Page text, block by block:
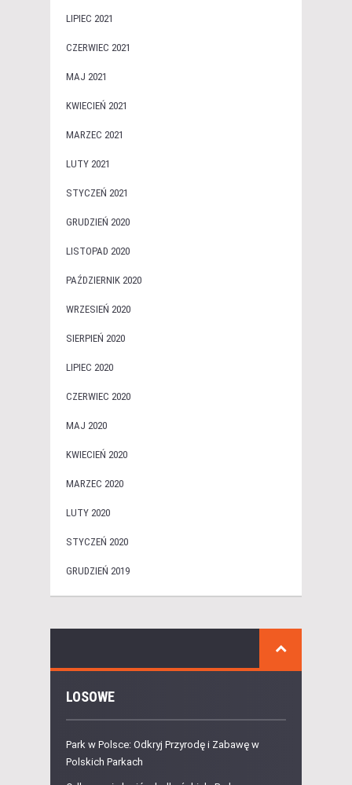
LIPIEC 2021
CZERWIEC 2021
MAJ 2021
KWIECIEŃ 2021
MARZEC 2021
LUTY 2021
STYCZEŃ 2021
GRUDZIEŃ 2020
LISTOPAD 2020
PAŹDZIERNIK 2020
WRZESIEŃ 2020
SIERPIEŃ 2020
LIPIEC 2020
CZERWIEC 2020
MAJ 2020
KWIECIEŃ 2020
MARZEC 2020
LUTY 2020
STYCZEŃ 2020
GRUDZIEŃ 2019
LOSOWE
Park w Polsce: Odkryj Przyrodę i Zabawę w
Polskich Parkach